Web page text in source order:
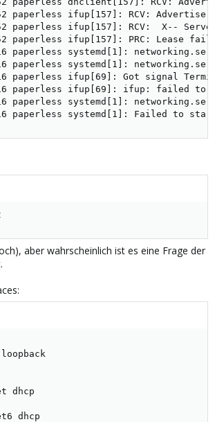
paperless ifup[157]: RCV:
paperless ifup[157]: RCV:  X--
paperless ifup[157]: PRC: Lease
paperless systemd[1]:
paperless systemd[1]:
paperless ifup[69]: Got signal
paperless ifup[69]: ifup: failed to
paperless systemd[1]:
paperless systemd[1]: Failed to
aber wahrscheinlich ist es eine Frage der
dhcp
dhcp